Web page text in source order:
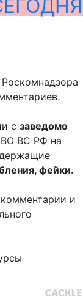
с заведомо
ВС РФ на
фейки.
и